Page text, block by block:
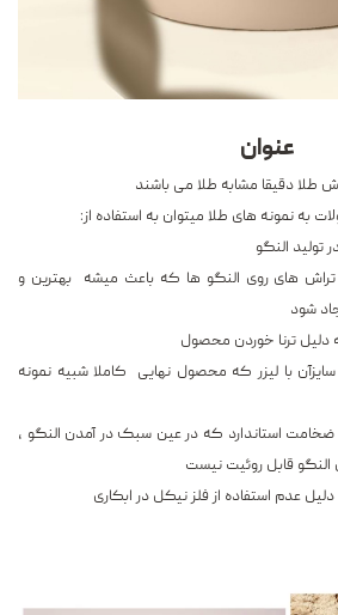
عنوان
طلا دقیقا مشابه طلا می باشند
به نمونه های طلا میتوان به استفاده از:
تراش های روی النگو ها که باعث میشه بهترین و
شود
ترنا خوردن محصول
با لیزر که محصول نهایی کاملا شبیه نمونه
ضخامت استاندارد که در عین سبک در آمدن النگو ،
قابل روئیت نیست
عدم استفاده از فلز نیکل در ابکاری